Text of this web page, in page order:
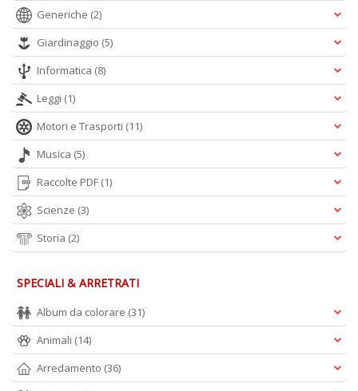
Generiche (2)
Giardinaggio (5)
Informatica (8)
Leggi (1)
Motori e Trasporti (11)
Musica (5)
Raccolte PDF (1)
Scienze (3)
Storia (2)
SPECIALI & ARRETRATI
Album da colorare (31)
Animali (14)
Arredamento (36)